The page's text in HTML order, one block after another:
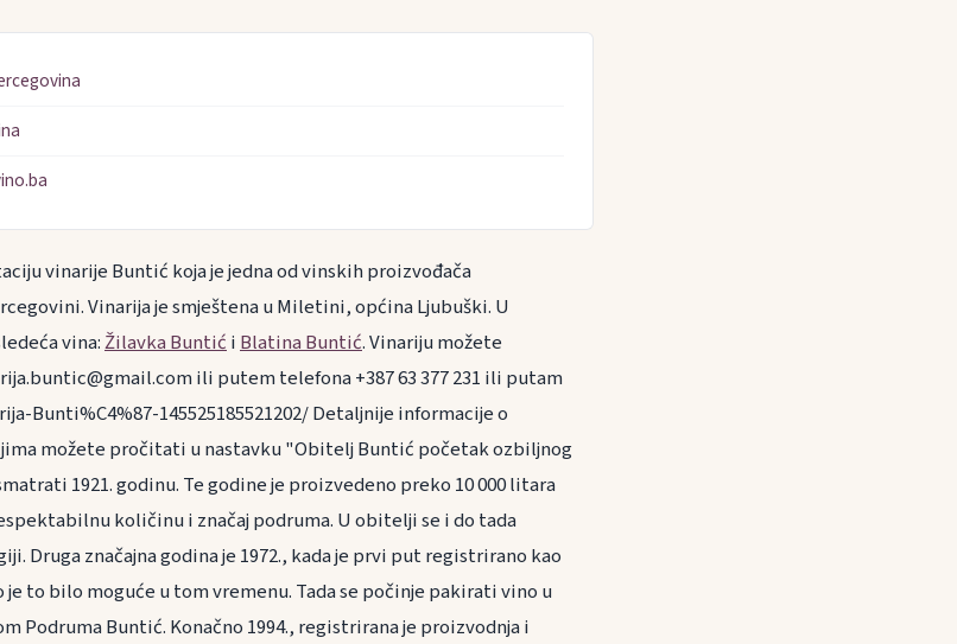
vinarije Buntić koja je jedna od vinskih proizvođača
Vinarija je smještena u Miletini, općina Ljubuški. U
vina:Žilavka BuntićiBlatina Buntić. Vinariju možete
ili putem telefona +387 63 377 231 ili putam
Bunti%C4%87-145525185521202/ Detaljnije informacije o
možete pročitati u nastavku "Obitelj Buntić početak ozbiljnog
1921. godinu. Te godine je proizvedeno preko 10 000 litara
količinu i značaj podruma. U obitelji se i do tada
Druga značajna godina je 1972., kada je prvi put registrirano kao
to bilo moguće u tom vremenu. Tada se počinje pakirati vino u
Podruma Buntić. Konačno 1994., registrirana je proizvodnja i